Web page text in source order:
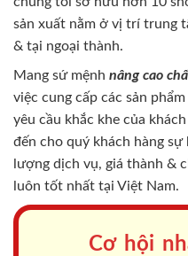
sản xuất nằm ở vị trí trung
& tại ngoại thành.
Mang sứ mệnh nâng cao
việc cung cấp các sản
yêu cầu khắc khe của khách
đến cho quý khách hàng
lượng dịch vụ, giá thành &
luôn tốt nhất tại Việt Nam.
Cơ hội